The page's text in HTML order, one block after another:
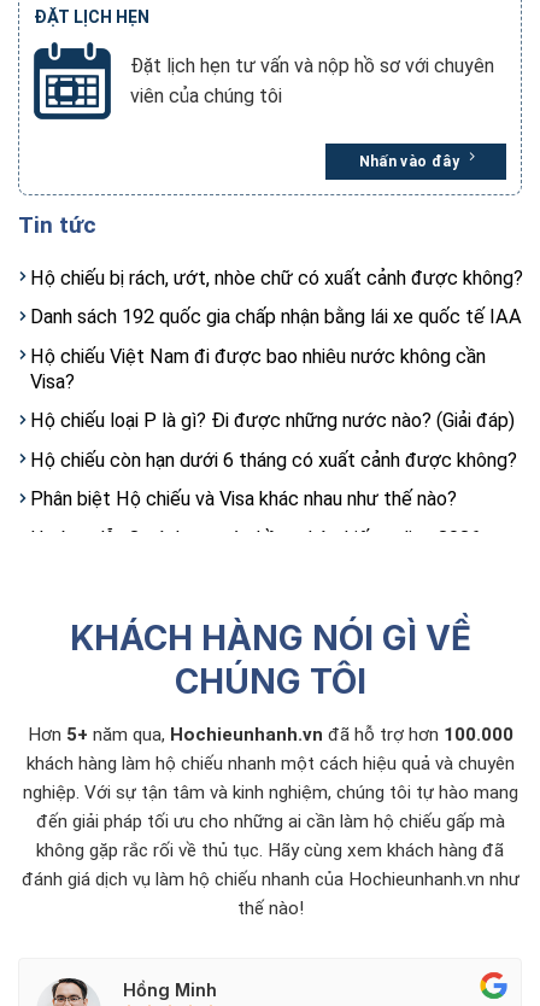
ĐẶT LỊCH HẸN
Đặt lịch hẹn tư vấn và nộp hồ sơ với chuyên
viên của chúng tôi
Nhấn vào đây
Tin tức
Hộ chiếu bị rách, ướt, nhòe chữ có xuất cảnh được không?
Danh sách 192 quốc gia chấp nhận bằng lái xe quốc tế IAA
Hộ chiếu Việt Nam đi được bao nhiêu nước không cần
Visa?
Hộ chiếu loại P là gì? Đi được những nước nào? (Giải đáp)
Hộ chiếu còn hạn dưới 6 tháng có xuất cảnh được không?
Phân biệt Hộ chiếu và Visa khác nhau như thế nào?
Hướng dẫn 3 cách tra cứu hồ sơ hộ chiếu online 2026
KHÁCH HÀNG NÓI GÌ VỀ
CHÚNG TÔI
Hơn 5+ năm qua, Hochieunhanh.vn đã hỗ trợ hơn 100.000
khách hàng làm hộ chiếu nhanh một cách hiệu quả và chuyên
nghiệp. Với sự tận tâm và kinh nghiệm, chúng tôi tự hào mang
đến giải pháp tối ưu cho những ai cần làm hộ chiếu gấp mà
không gặp rắc rối về thủ tục. Hãy cùng xem khách hàng đã
đánh giá dịch vụ làm hộ chiếu nhanh của Hochieunhanh.vn như
thế nào!
Hồng Minh